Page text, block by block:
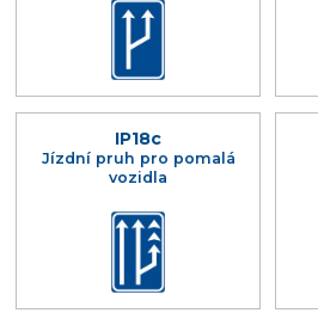
IP18c
Jízdní pruh pro pomalá
vozidla